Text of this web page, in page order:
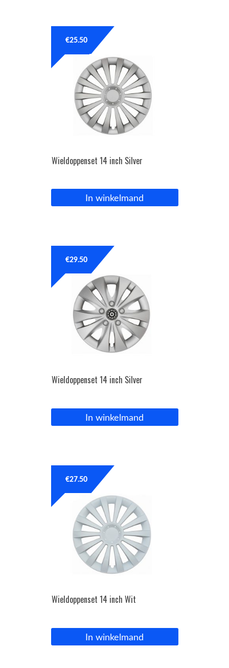
Wieldoppenset 14 inch Silver
€25.50
In winkelmand
Wieldoppenset 14 inch Silver
€29.50
In winkelmand
Wieldoppenset 14 inch Wit
€27.50
In winkelmand